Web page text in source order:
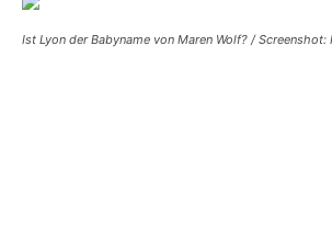
Ist Lyon der Babyname von Maren Wolf? / Screenshot: